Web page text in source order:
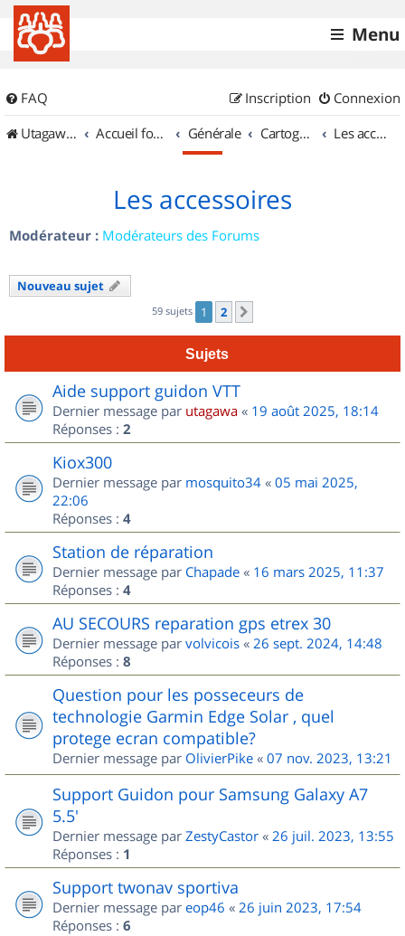
Menu
FAQ Connexion
Inscription
UtagawaVTT (Randos VTT et VTTAE avec traces GPS)
Accueil forum Générale Cartographie et GPS Les accessoires
Les accessoires
Modérateur : Modérateurs des Forums
Nouveau sujet
59 sujets 1 2
Sujets
Aide support guidon VTT
Dernier message par utagawa « 19 août 2025, 18:14
Réponses : 2
Kiox300
Dernier message par mosquito34 « 05 mai 2025,
22:06
Réponses : 4
Station de réparation
Dernier message par Chapade « 16 mars 2025, 11:37
Réponses : 4
AU SECOURS reparation gps etrex 30
Dernier message par volvicois « 26 sept. 2024, 14:48
Réponses : 8
Question pour les posseceurs de
technologie Garmin Edge Solar , quel
protege ecran compatible?
Dernier message par OlivierPike « 07 nov. 2023, 13:21
Support Guidon pour Samsung Galaxy A7
5.5'
Dernier message par ZestyCastor « 26 juil. 2023, 13:55
Réponses : 1
Support twonav sportiva
Dernier message par eop46 « 26 juin 2023, 17:54
Réponses : 6